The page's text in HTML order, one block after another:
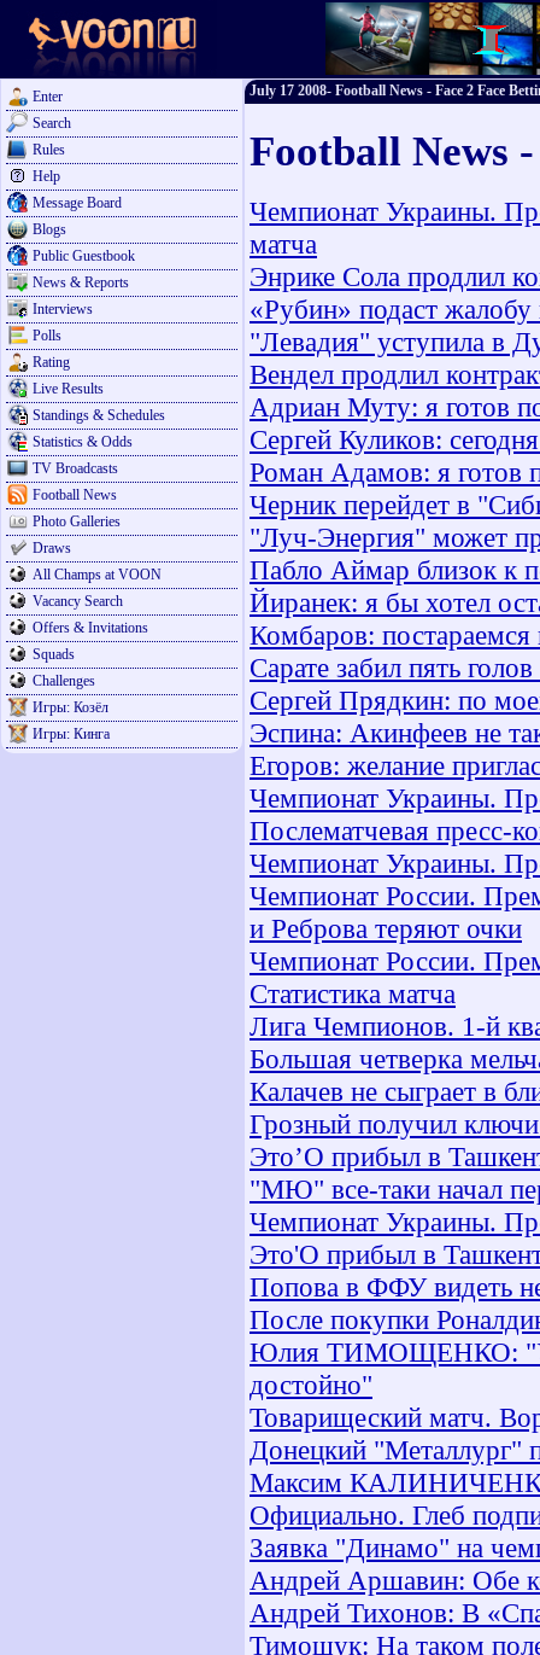
Enter
Search
Rules
Help
Message Board
Blogs
Public Guestbook
News & Reports
Interviews
Polls
Rating
Live Results
Standings & Schedules
Statistics & Odds
TV Broadcasts
Football News
Photo Galleries
Draws
All Champs at VOON
Vacancy Search
Offers & Invitations
Squads
Challenges
Игры: Козёл
Игры: Кинга
July 17 2008- Football News - Face 2 Face
Football News
Чемпионат Украины.
матча
Энрике Сола продлил
«Рубин» подаст
"Левадия" уступила в
Вендел продлил
Адриан Муту: я готов
Сергей Куликов:
Роман Адамов: я готов
Черник перейдет в
"Луч-Энергия" может
Пабло Аймар близок к
Йиранек: я бы хотел
Комбаров: постараемся
Сарате забил пять
Сергей Прядкин: по
Эспина: Акинфеев не
Егоров: желание
Чемпионат Украины.
Послематчевая пресс-
Чемпионат Украины.
Чемпионат России.
и Реброва теряют очки
Чемпионат России.
Статистика матча
Лига Чемпионов. 1-й
Большая четверка
Калачев не сыграет в
Грозный получил
Это’О прибыл в
"МЮ" все-таки начал
Чемпионат Украины.
Это'О прибыл в
Попова в ФФУ видеть
После покупки
Юлия ТИМОЩЕНКО:
достойно"
Товарищеский матч.
Донецкий "Металлург"
Максим
Официально. Глеб
Заявка "Динамо" на
Андрей Аршавин: Обе
Андрей Тихонов: В
Тимощук: На таком